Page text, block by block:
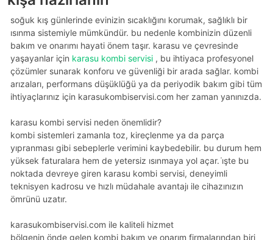
soğuk kış günlerinde evinizin sıcaklığını korumak, sağlıklı bir
ısınma sistemiyle mümkündür. bu nedenle kombinizin düzenli
bakım ve onarımı hayati önem taşır. karasu ve çevresinde
yaşayanlar için karasu kombi servisi , bu ihtiyaca profesyonel
çözümler sunarak konforu ve güvenliği bir arada sağlar. kombi
arızaları, performans düşüklüğü ya da periyodik bakım gibi tüm
ihtiyaçlarınız için karasukombiservisi.com her zaman yanınızda.
karasu kombi servisi neden önemlidir?
kombi sistemleri zamanla toz, kireçlenme ya da parça
yıpranması gibi sebeplerle verimini kaybedebilir. bu durum hem
yüksek faturalara hem de yetersiz ısınmaya yol açar. i̇şte bu
noktada devreye giren karasu kombi servisi, deneyimli
teknisyen kadrosu ve hızlı müdahale avantajı ile cihazınızın
ömrünü uzatır.
karasukombiservisi.com ile kaliteli hizmet
bölgenin önde gelen kombi bakım ve onarım firmalarından biri